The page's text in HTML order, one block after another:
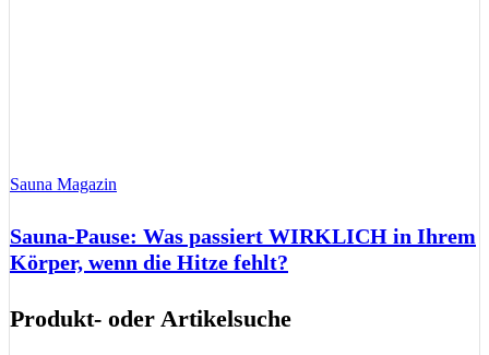
Sauna Magazin
Sauna-Pause: Was passiert WIRKLICH in Ihrem
Körper, wenn die Hitze fehlt?
Produkt- oder Artikelsuche